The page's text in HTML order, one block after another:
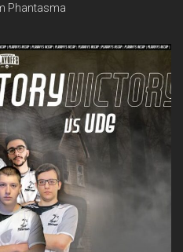
Phantasma